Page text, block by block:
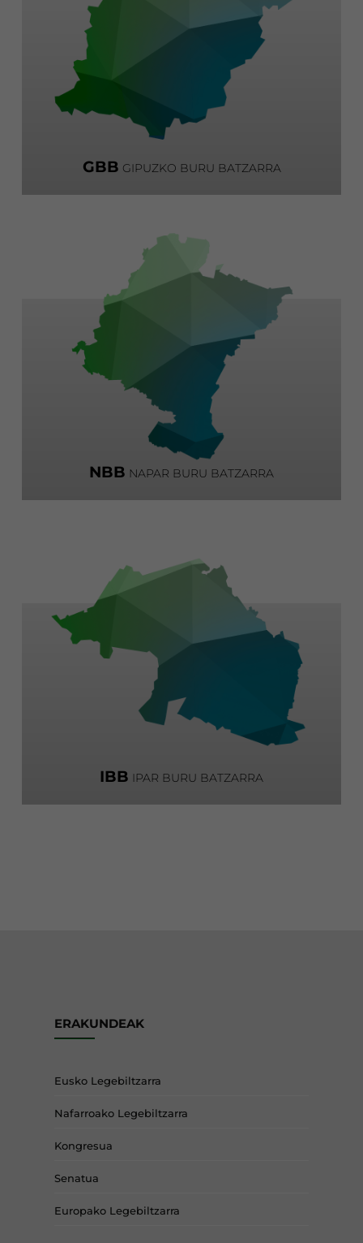
GBB GIPUZKO BURU BATZARRA
NBB NAPAR BURU BATZARRA
IBB IPAR BURU BATZARRA
ERAKUNDEAK
Eusko Legebiltzarra
Nafarroako Legebiltzarra
Kongresua
Senatua
Europako Legebiltzarra